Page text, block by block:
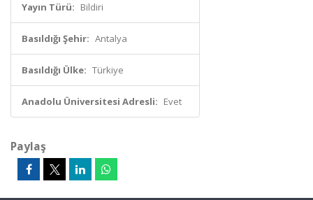
Yayın Türü: Bildiri
Basıldığı Şehir: Antalya
Basıldığı Ülke: Türkiye
Anadolu Üniversitesi Adresli: Evet
Paylaş